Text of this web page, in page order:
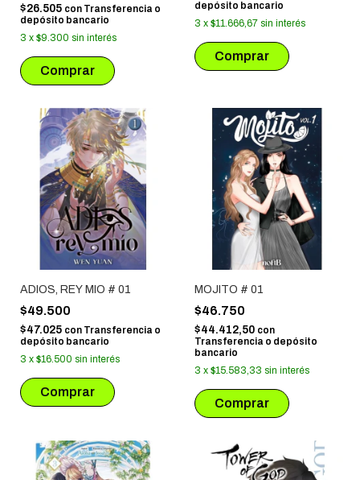
$26.505 con Transferencia o
depósito bancario
3 x $9.300 sin interés
depósito bancario
3 x $11.666,67 sin interés
ADIOS, REY MIO # 01
$49.500
$47.025 con Transferencia o
depósito bancario
3 x $16.500 sin interés
MOJITO # 01
$46.750
$44.412,50 con
Transferencia o depósito
bancario
3 x $15.583,33 sin interés